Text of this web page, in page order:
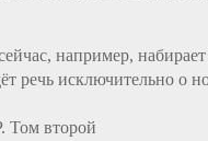
например,
речь исключительно о
Том второй